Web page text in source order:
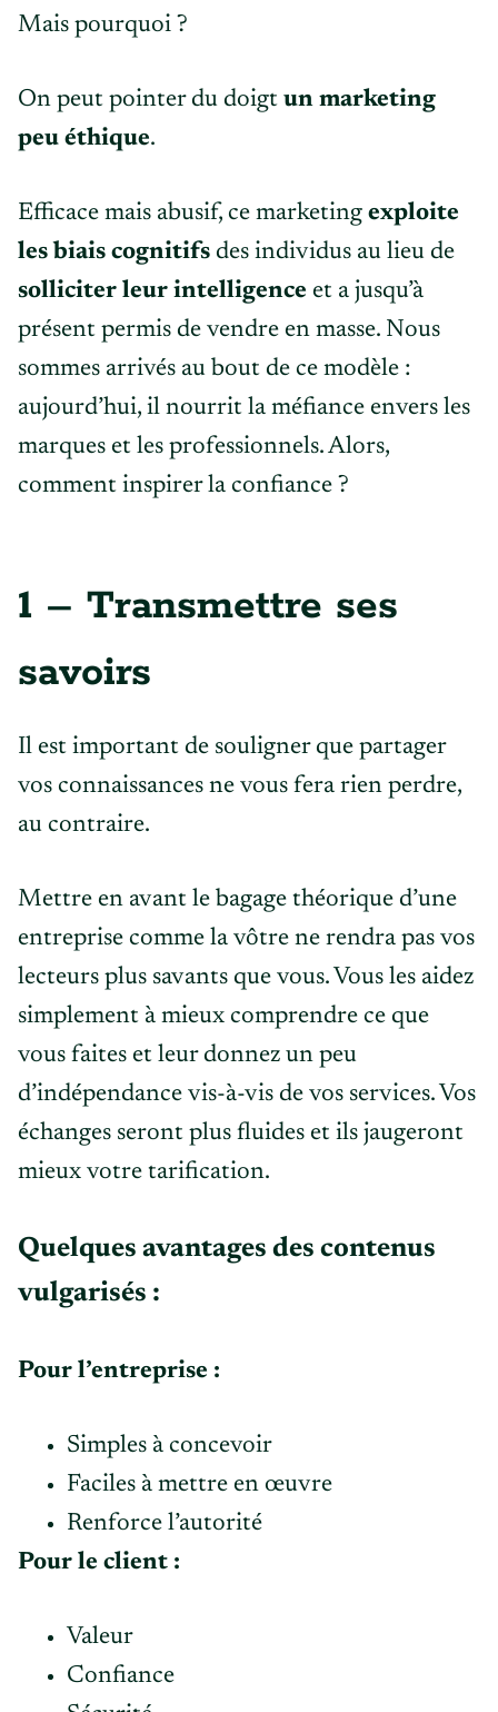
Mais pourquoi ?
On peut pointer du doigt un marketing
peu éthique.
Efficace mais abusif, ce marketing exploite
les biais cognitifs des individus au lieu de
solliciter leur intelligence et a jusqu’à
présent permis de vendre en masse. Nous
sommes arrivés au bout de ce modèle :
aujourd’hui, il nourrit la méfiance envers les
marques et les professionnels. Alors,
comment inspirer la confiance ?
1 – Transmettre ses
savoirs
Il est important de souligner que partager
vos connaissances ne vous fera rien perdre,
au contraire.
Mettre en avant le bagage théorique d’une
entreprise comme la vôtre ne rendra pas vos
lecteurs plus savants que vous. Vous les aidez
simplement à mieux comprendre ce que
vous faites et leur donnez un peu
d’indépendance vis-à-vis de vos services. Vos
échanges seront plus fluides et ils jaugeront
mieux votre tarification.
Quelques avantages des contenus
vulgarisés :
Pour l’entreprise :
Simples à concevoir
Faciles à mettre en œuvre
Renforce l’autorité
Pour le client :
Valeur
Confiance